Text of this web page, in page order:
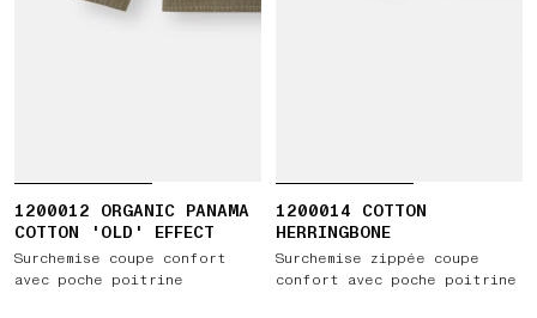
1200012 ORGANIC PANAMA
COTTON 'OLD' EFFECT
Surchemise coupe confort
avec poche poitrine
1200014 COTTON
HERRINGBONE
Surchemise zippée coupe
confort avec poche poitrine